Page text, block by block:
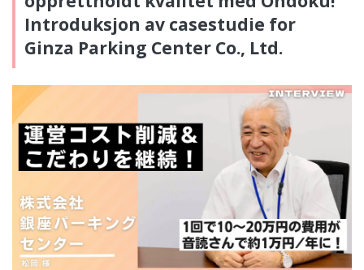
Introduksjon av casestudie for
Ginza Parking Center Co., Ltd.